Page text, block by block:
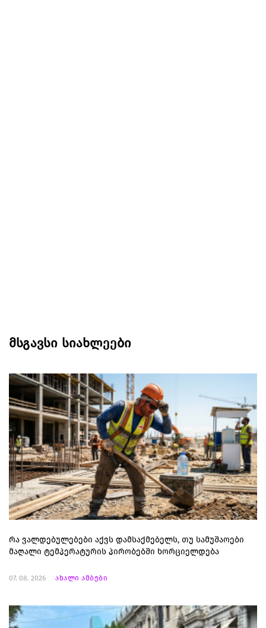
მსგავსი სიახლეები
რა ვალდებულებები აქვს დამსაქმებელს, თუ სამუშაოები
მაღალი ტემპერატურის პირობებში ხორციელდება
07. 08. 2026 ახალი ამბები